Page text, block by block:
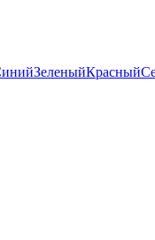
ЗеленыйКрасный